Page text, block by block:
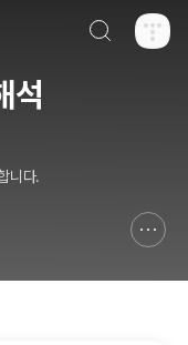
석
니다.